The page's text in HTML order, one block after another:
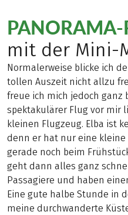
PANORAMA-
mit der Mini-
Normalerweise blicke ich
tollen Auszeit nicht allzu
freue ich mich jedoch ganz
spektakulärer Flug vor mir
kleinen Flugzeug. Elba ist
denn er hat nur eine
gerade noch beim
geht dann alles ganz
Passagiere und haben
Eine gute halbe Stunde in
meine durchwanderte